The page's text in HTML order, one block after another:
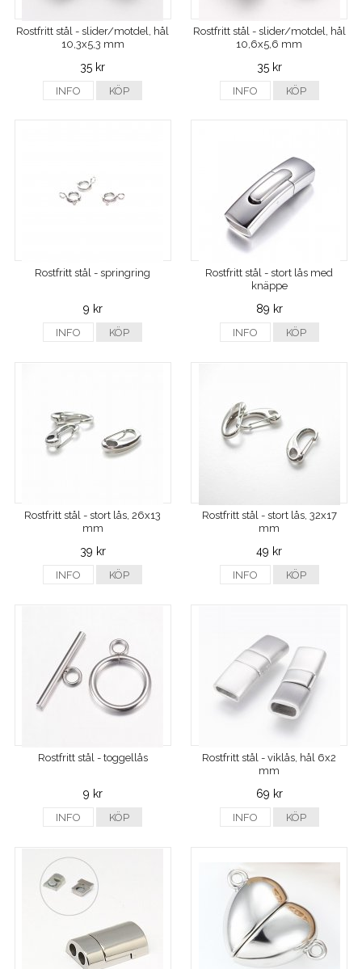
Rostfritt stål - slider/motdel, hål
10,3x5,3 mm
35 kr
INFO KÖP
Rostfritt stål - slider/motdel, hål
10,6x5,6 mm
35 kr
INFO KÖP
Rostfritt stål - springring
9 kr
INFO KÖP
Rostfritt stål - stort lås med
knäppe
89 kr
INFO KÖP
Rostfritt stål - stort lås, 26x13
mm
39 kr
INFO KÖP
Rostfritt stål - stort lås, 32x17
mm
49 kr
INFO KÖP
Rostfritt stål - toggellås
9 kr
INFO KÖP
Rostfritt stål - viklås, hål 6x2
mm
69 kr
INFO KÖP